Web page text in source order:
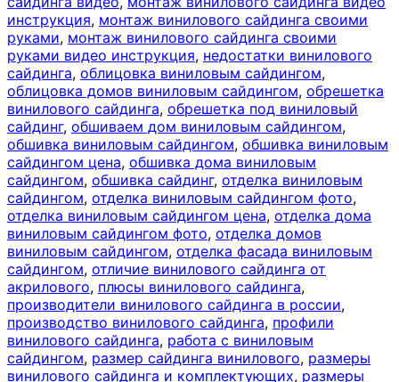
инструкция, монтаж винилового сайдинга своими
руками, монтаж винилового сайдинга своими
руками видео инструкция, недостатки винилового
сайдинга, облицовка виниловым сайдингом,
облицовка домов виниловым сайдингом, обрешетка
винилового сайдинга, обрешетка под виниловый
сайдинг, обшиваем дом виниловым сайдингом,
обшивка виниловым сайдингом, обшивка виниловым
сайдингом цена, обшивка дома виниловым
сайдингом, обшивка сайдинг, отделка виниловым
сайдингом, отделка виниловым сайдингом фото,
отделка виниловым сайдингом цена, отделка дома
виниловым сайдингом фото, отделка домов
виниловым сайдингом, отделка фасада виниловым
сайдингом, отличие винилового сайдинга от
акрилового, плюсы винилового сайдинга,
производители винилового сайдинга в россии,
производство винилового сайдинга, профили
винилового сайдинга, работа с виниловым
сайдингом, размер сайдинга винилового, размеры
винилового сайдинга и комплектующих, размеры